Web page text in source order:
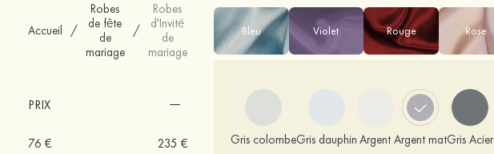
Accueil /
Robes
de fête
de
mariage
/
Robes
d'Invité
de
mariage
PRIX
76 € 235 €
Bleu Violet Rouge Rose
Gris colombeGris dauphin Argent Argent matGris Acier